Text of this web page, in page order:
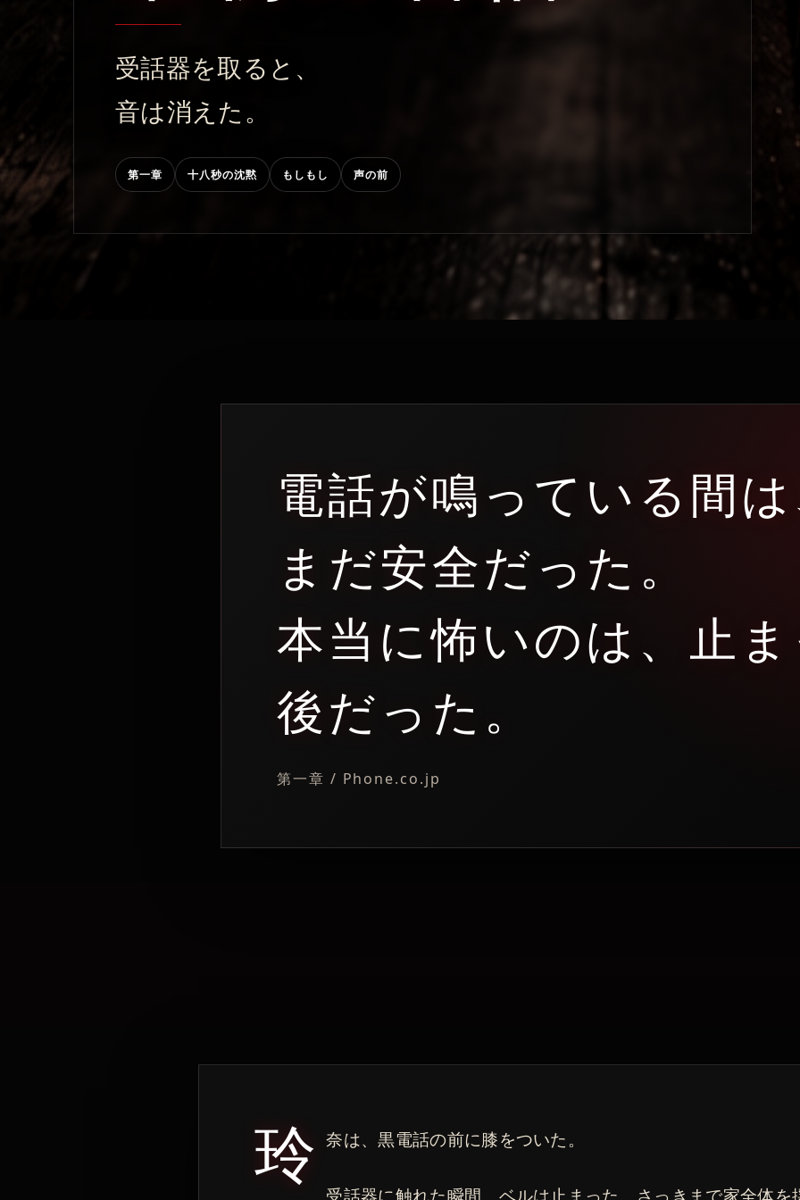
受話器を取ると、
音は消えた。
第一章 十八秒の沈黙 もしもし 声の前
電話が鳴っている間
まだ安全だった。
本当に怖いのは、止
後だった。
第一章 / Phone.co.jp
玲 奈は、黒電話の前に膝をついた。